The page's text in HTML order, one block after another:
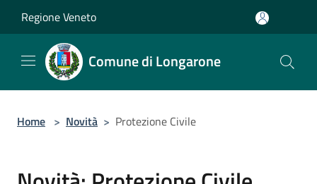
Regione Veneto
Comune di Longarone
Home > Novità > Protezione Civile